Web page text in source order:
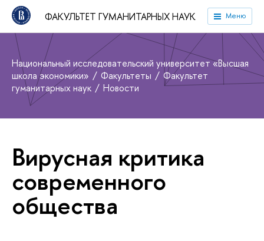
ФАКУЛЬТЕТ ГУМАНИТАРНЫХ НАУК Меню
Национальный исследовательский университет «Высшая
школа экономики»
Факультеты
Факультет
гуманитарных наук
Новости
Вирусная критика
современного
общества